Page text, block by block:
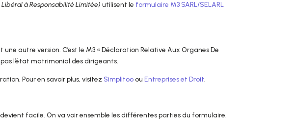
Libéral à Responsabilité Limitée) utilisent le formulaire M3 SARL/SELARL
une autre version. C’est le M3 « Déclaration Relative Aux Organes De
pas l’état matrimonial des dirigeants.
Pour en savoir plus, visitez Simplitooou Entreprises et Droit.
facile. On va voir ensemble les différentes parties du formulaire.